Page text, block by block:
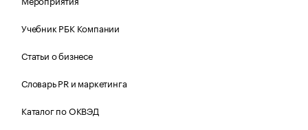
Учебник РБК Компании
Статьи о бизнесе
Словарь PR и маркетинга
Каталог по ОКВЭД